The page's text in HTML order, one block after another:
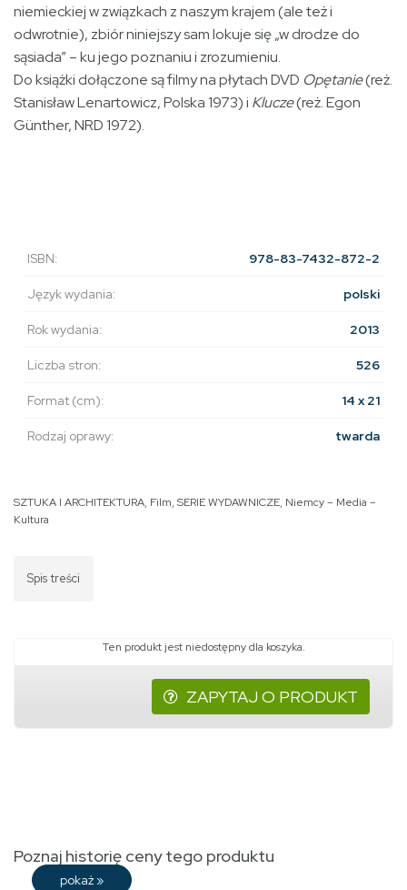
niemieckiej w związkach z naszym krajem (ale też i
odwrotnie), zbiór niniejszy sam lokuje się „w drodze do
sąsiada” – ku jego poznaniu i zrozumieniu.
Do książki dołączone są filmy na płytach DVD Opętanie(reż.
Stanisław Lenartowicz, Polska 1973) i Klucze(reż. Egon
Günther, NRD 1972).
ISBN: 978-83-7432-872-2
Język wydania: polski
Rok wydania: 2013
Liczba stron: 526
Format (cm): 14 x 21
Rodzaj oprawy: twarda
SZTUKA I ARCHITEKTURA, Film, SERIE WYDAWNICZE, Niemcy – Media –
Kultura
Spis treści
Ten produkt jest niedostępny dla koszyka.
ZAPYTAJ O PRODUKT
Poznaj historię ceny tego produktu
pokaż »